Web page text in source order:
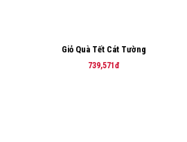
Giỏ Quà Tết Cát Tường
739,571đ